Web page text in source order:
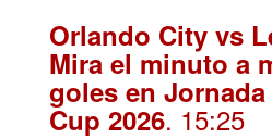
Orlando City vs
Mira el minuto a
goles en
Cup 2026. 15:25